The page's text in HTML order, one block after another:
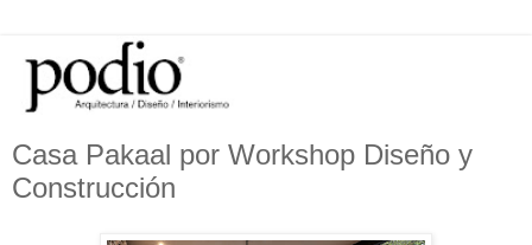
Casa Pakaal por Workshop Diseño y
Construcción